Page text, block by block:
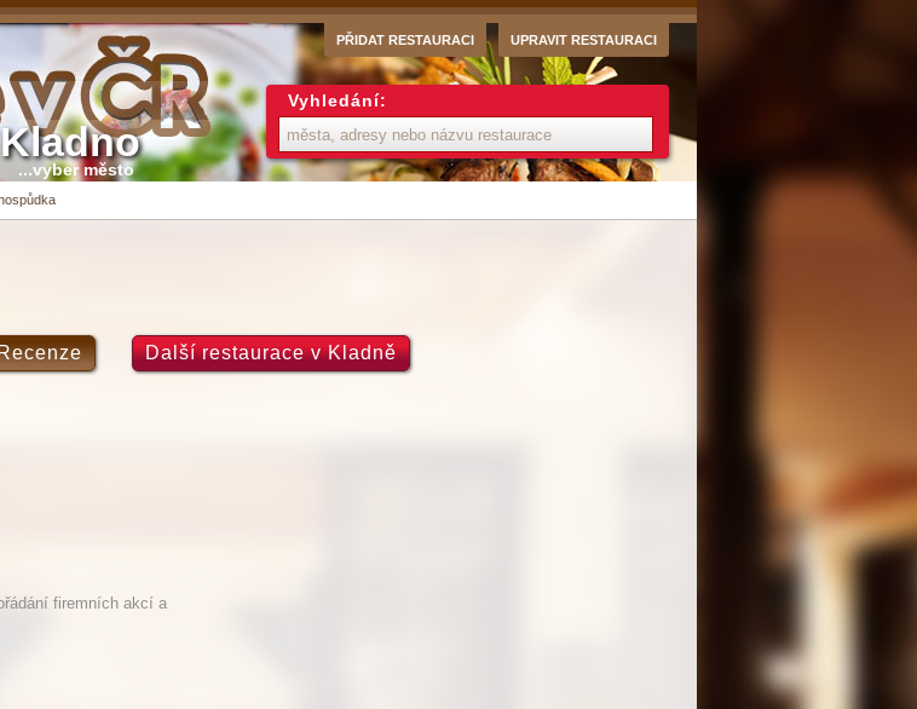
PŘIDAT RESTAURACI UPRAVIT RESTAURACI
Kladno
...vyber město
Další restaurace v Kladně
firemních akcí a
Vyhledání: